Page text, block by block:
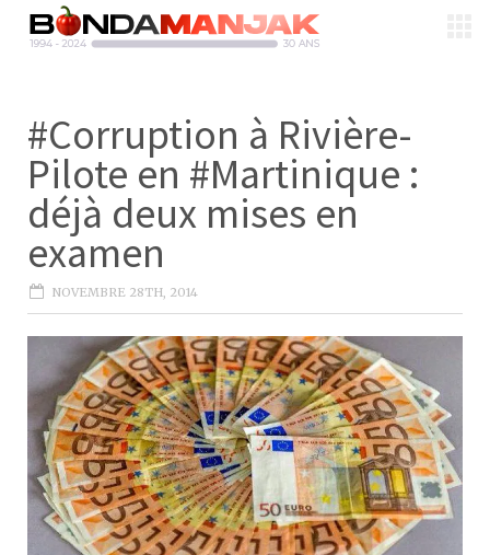
#Corruption à Rivière-
Pilote en #Martinique :
déjà deux mises en
examen
NOVEMBRE 28TH, 2014